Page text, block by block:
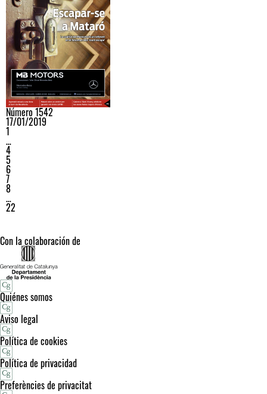
Número 1542
17/01/2019
1
…
4
5
6
7
8
…
22
Con la colaboración de
Quiénes somos
Aviso legal
Política de cookies
Política de privacidad
Preferències de privacitat